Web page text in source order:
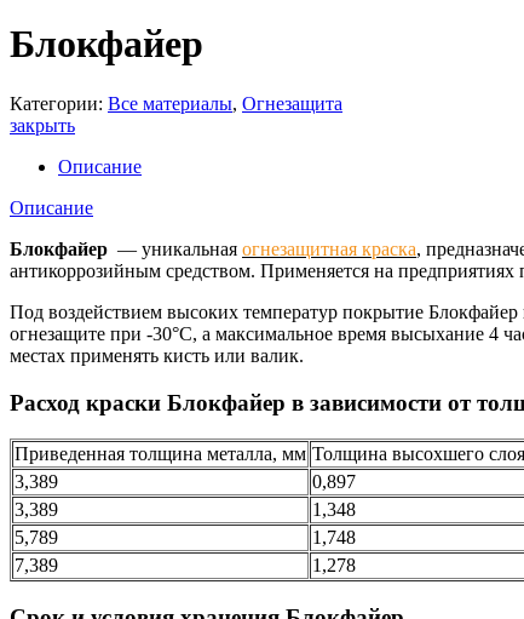
Блокфайер
Категории: Все материалы, Огнезащита
закрыть
Описание
Описание
Блокфайер — уникальная огнезащитная краска,
антикоррозийным средством. Применяется на
Под воздействием высоких температур покрытие
огнезащите при -30°С, а максимальное время высыхание 4
местах применять кисть или валик.
Расход краски Блокфайер в зависимости от
Приведенная толщина металла, мм Толщина высохшего
3,389
0,897
3,389
1,348
5,789
1,748
7,389
1,278